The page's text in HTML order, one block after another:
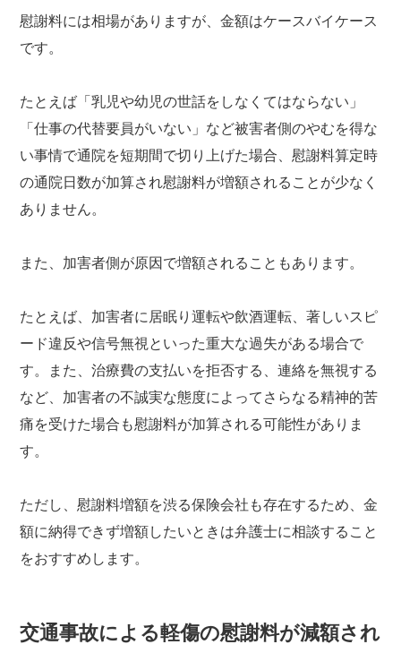
慰謝料には相場がありますが、金額はケースバイケース
です。
たとえば「乳児や幼児の世話をしなくてはならない」
「仕事の代替要員がいない」など被害者側のやむを得な
い事情で通院を短期間で切り上げた場合、慰謝料算定時
の通院日数が加算され慰謝料が増額されることが少なく
ありません。
また、加害者側が原因で増額されることもあります。
たとえば、加害者に居眠り運転や飲酒運転、著しいスピ
ード違反や信号無視といった重大な過失がある場合で
す。また、治療費の支払いを拒否する、連絡を無視する
など、加害者の不誠実な態度によってさらなる精神的苦
痛を受けた場合も慰謝料が加算される可能性がありま
す。
ただし、慰謝料増額を渋る保険会社も存在するため、金
額に納得できず増額したいときは弁護士に相談すること
をおすすめします。
交通事故による軽傷の慰謝料が減額され